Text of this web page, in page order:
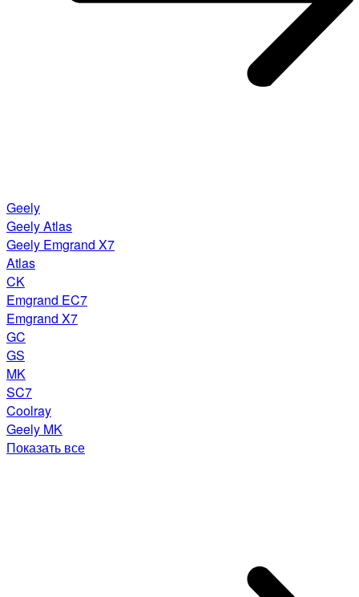
Geely
Geely Atlas
Geely Emgrand X7
Atlas
CK
Emgrand EC7
Emgrand X7
GC
GS
MK
SC7
Coolray
Geely MK
Показать все